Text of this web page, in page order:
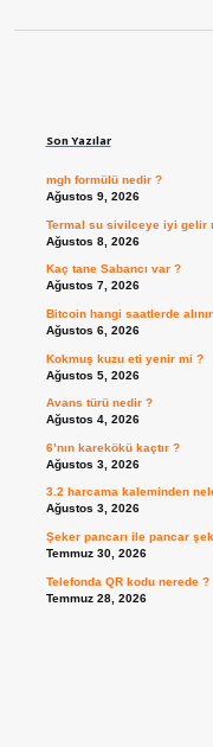
Son Yazılar
mgh formülü nedir ?
Ağustos 9, 2026
Termal su sivilceye iyi gelir
Ağustos 8, 2026
Kaç tane Sabancı var ?
Ağustos 7, 2026
Bitcoin hangi saatlerde
Ağustos 6, 2026
Kokmuş kuzu eti yenir mi ?
Ağustos 5, 2026
Avans türü nedir ?
Ağustos 4, 2026
6’nın karekökü kaçtır ?
Ağustos 3, 2026
3.2 harcama kaleminden
Ağustos 3, 2026
Şeker pancarı ile pancar
Temmuz 30, 2026
Telefonda QR kodu nerede ?
Temmuz 28, 2026